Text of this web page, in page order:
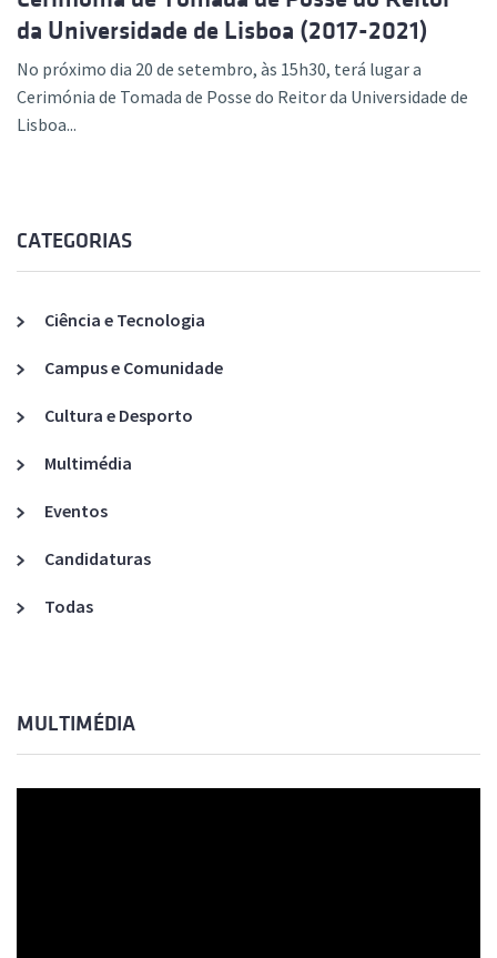
da Universidade de Lisboa (2017-2021)
No próximo dia 20 de setembro, às 15h30, terá lugar a
Cerimónia de Tomada de Posse do Reitor da Universidade de
Lisboa...
CATEGORIAS
Ciência e Tecnologia
Campus e Comunidade
Cultura e Desporto
Multimédia
Eventos
Candidaturas
Todas
MULTIMÉDIA